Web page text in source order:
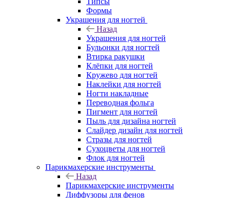
Формы
Украшения для ногтей
Назад
Украшения для ногтей
Бульонки для ногтей
Втирка ракушки
Клёпки для ногтей
Кружево для ногтей
Наклейки для ногтей
Ногти накладные
Переводная фольга
Пигмент для ногтей
Пыль для дизайна ногтей
Слайдер дизайн для ногтей
Стразы для ногтей
Сухоцветы для ногтей
Флок для ногтей
Парикмахерские инструменты
Назад
Парикмахерские инструменты
Диффузоры для фенов